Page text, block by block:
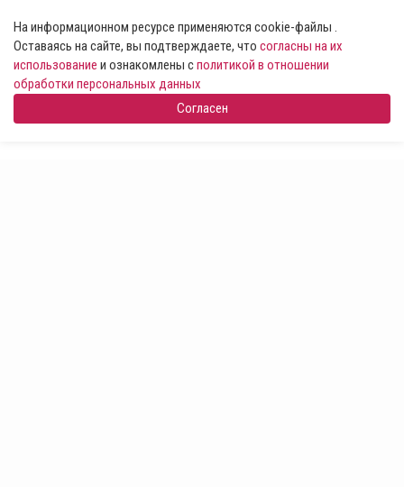
На информационном ресурсе применяются cookie-файлы .
Оставаясь на сайте, вы подтверждаете, что согласны на их
использование и ознакомлены сполитикой в отношении
обработки персональных данных
Согласен